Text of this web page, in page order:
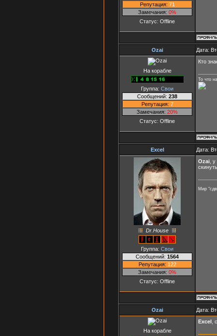
Репутация: 71
Замечания: 0%
Статус: Offline
Ozai Дата:
На корабле
Группа: Свои
Сообщений: 238
Репутация: 7
Замечания: 20%
Статус: Offline
Кто
То что
Excel Дата:
Dr.House
Группа: Свои
Сообщений: 1564
Репутация: 122
Замечания: 0%
Статус: Offline
Ozai ,
Мир
Ozai Дата:
На корабле
Excel ,